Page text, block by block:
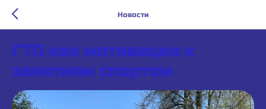
Новости
ГТО как мотивация к
занятиям спортом